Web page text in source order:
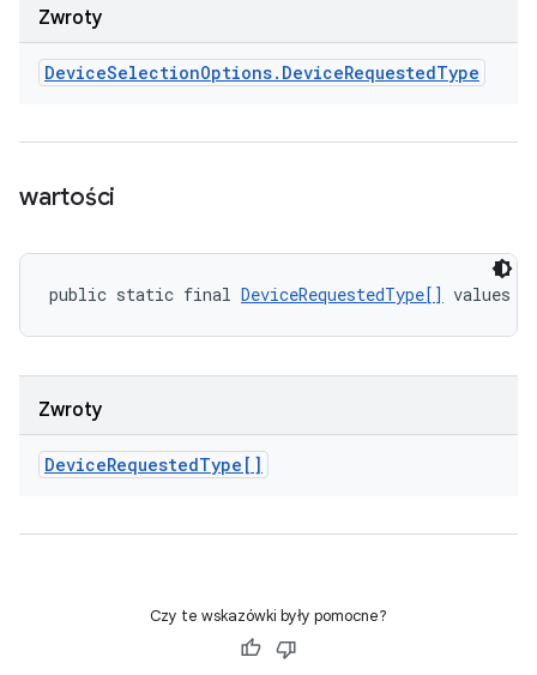
Zwroty
DeviceSelectionOptions. DeviceRequestedType
wartości
public static final DeviceRequestedType[] values
Zwroty
DeviceRequestedType[]
Czy te wskazówki były pomocne?